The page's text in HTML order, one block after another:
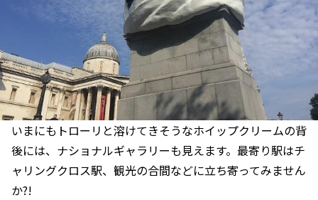
いまにもトローリと溶けてきそうなホイップクリームの背
後には、ナショナルギャラリーも見えます。最寄り駅はチ
ャリングクロス駅、観光の合間などに立ち寄ってみません
か?!